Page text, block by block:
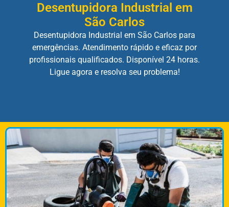
Desentupidora Industrial em
São Carlos
Desentupidora Industrial em São Carlos para
emergências. Atendimento rápido e eficaz por
profissionais qualificados. Disponível 24 horas.
Ligue agora e resolva seu problema!